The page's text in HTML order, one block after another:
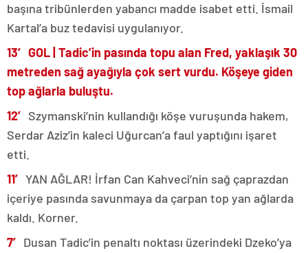
başına tribünlerden yabancı madde isabet etti. İsmail
Kartal’a buz tedavisi uygulanıyor.
13′ GOL | Tadic’in pasında topu alan Fred, yaklaşık 30
metreden sağ ayağıyla çok sert vurdu. Köşeye giden
top ağlarla buluştu.
12′ Szymanski’nin kullandığı köşe vuruşunda hakem,
Serdar Aziz’in kaleci Uğurcan’a faul yaptığını işaret
etti.
11′ YAN AĞLAR! İrfan Can Kahveci’nin sağ çaprazdan
içeriye pasında savunmaya da çarpan top yan ağlarda
kaldı. Korner.
7′ Dusan Tadic’in penaltı noktası üzerindeki Dzeko’ya